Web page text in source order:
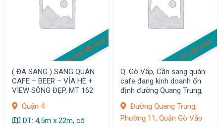
Quán cafe MB rộng, đẹp
( ĐÃ SANG ) SANG QUÁN
CAFE – BEER – VỈA HÈ +
VIEW SÔNG ĐẸP, MT 162
Quận 4
DT: 4,5m x 22m, có
Có Clip Quán
Q. Gò Vấp, Cần sang quán
cafe đang kinh doanh ổn
định đường Quang Trung,
Đường Quang Trung,
Phường 11, Quận Gò Vấp